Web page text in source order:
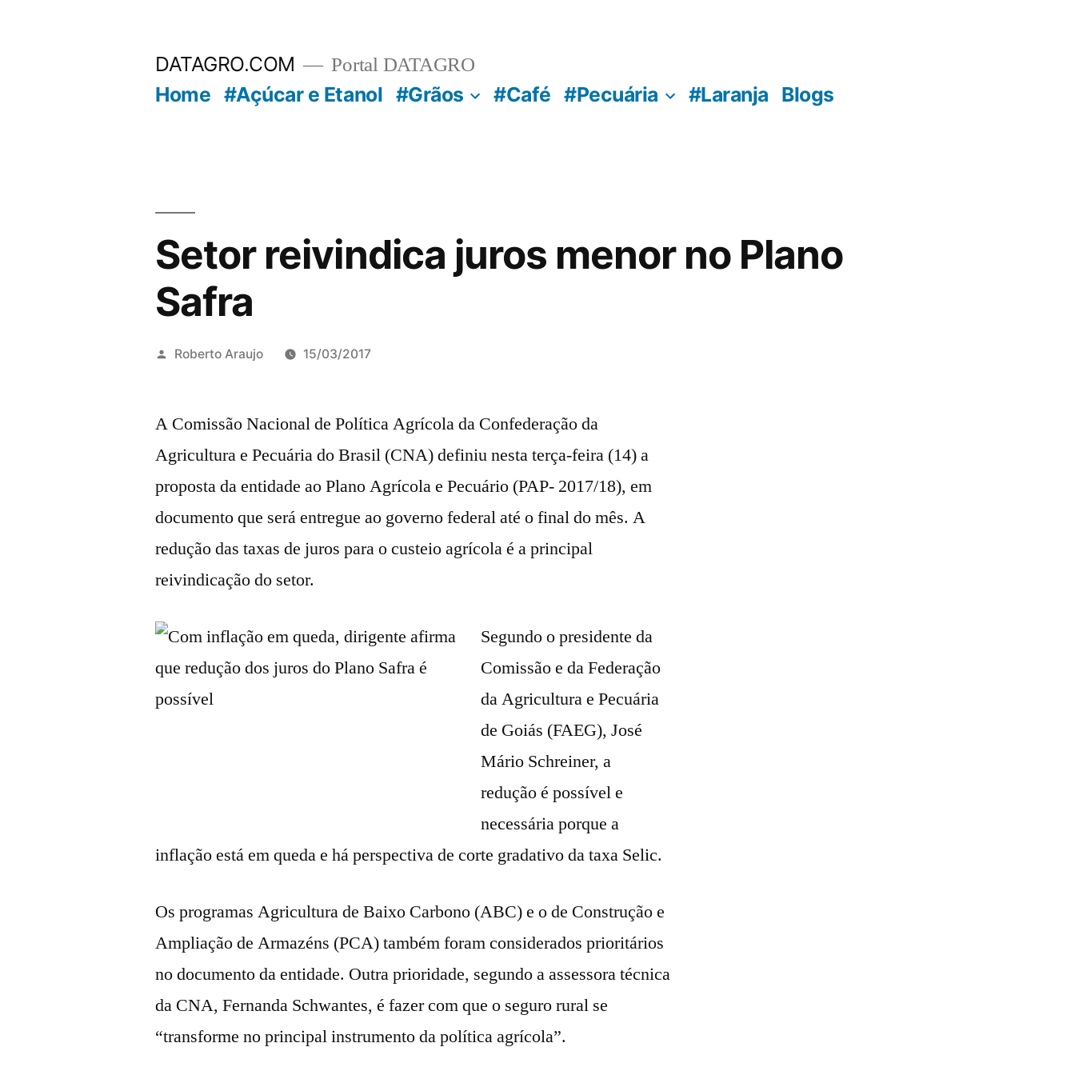
DATAGRO.COM Portal DATAGRO
Home #Açúcar e Etanol #Grãos #Café #Pecuária #Laranja Blogs
Setor reivindica juros menor no Plano
Safra
Publicado
Roberto Araujo 15/03/2017
A Comissão Nacional de Política Agrícola da Confederação da
Agricultura e Pecuária do Brasil (CNA) definiu nesta terça-feira (14) a
proposta da entidade ao Plano Agrícola e Pecuário (PAP- 2017/18), em
documento que será entregue ao governo federal até o final do mês. A
redução das taxas de juros para o custeio agrícola é a principal
reivindicação do setor.
Segundo o presidente da
Comissão e da Federação
da Agricultura e Pecuária
de Goiás (FAEG), José
Mário Schreiner, a
redução é possível e
necessária porque a
inflação está em queda e há perspectiva de corte gradativo da taxa Selic.
Os programas Agricultura de Baixo Carbono (ABC) e o de Construção e
Ampliação de Armazéns (PCA) também foram considerados prioritários
no documento da entidade. Outra prioridade, segundo a assessora técnica
da CNA, Fernanda Schwantes, é fazer com que o seguro rural se
“transforme no principal instrumento da política agrícola”.